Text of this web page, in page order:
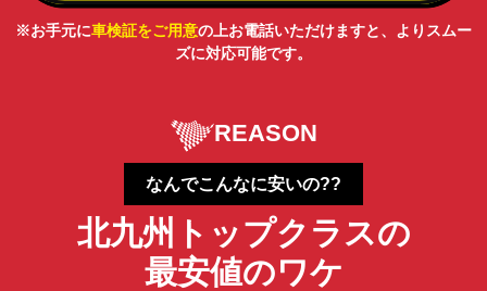
※お手元に車検証をご用意の上お電話いただけますと、よりスムー
ズに対応可能です。
REASON
なんでこんなに安いの??
北九州トップクラスの
最安値のワケ